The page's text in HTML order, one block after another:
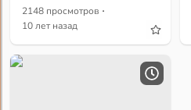
2148 просмотров ·
10 лет назад